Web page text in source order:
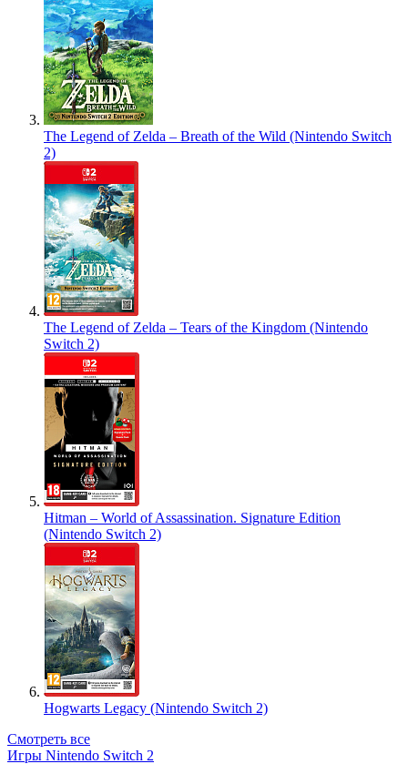
The Legend of Zelda – Breath of the Wild (Nintendo Switch
2)
The Legend of Zelda – Tears of the Kingdom (Nintendo
Switch 2)
Hitman – World of Assassination. Signature Edition
(Nintendo Switch 2)
Hogwarts Legacy (Nintendo Switch 2)
Смотреть все
Игры Nintendo Switch 2